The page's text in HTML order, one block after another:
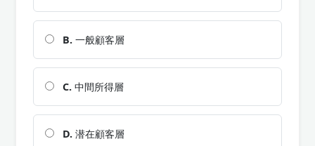
B. 一般顧客層
C. 中間所得層
D. 潜在顧客層